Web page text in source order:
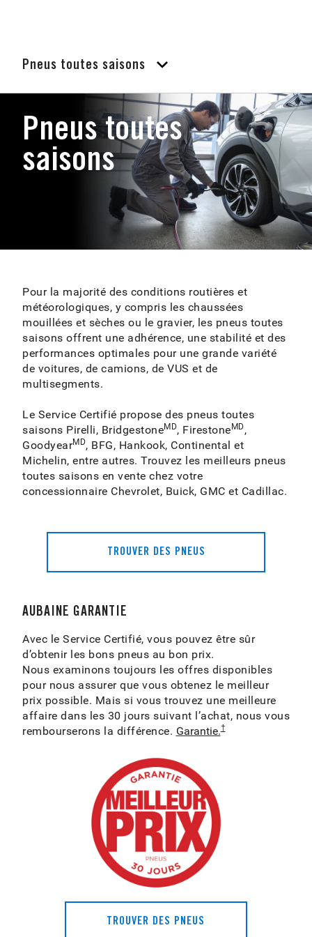
Pneus toutes saisons
Pneus toutes
saisons
Pour la majorité des conditions routières et
météorologiques, y compris les chaussées
mouillées et sèches ou le gravier, les pneus toutes
saisons offrent une adhérence, une stabilité et des
performances optimales pour une grande variété
de voitures, de camions, de VUS et de
multisegments.
Le Service Certifié propose des pneus toutes
saisons Pirelli, BridgestoneMD, FirestoneMD,
GoodyearMD, BFG, Hankook, Continental et
Michelin, entre autres. Trouvez les meilleurs pneus
toutes saisons en vente chez votre
concessionnaire Chevrolet, Buick, GMC et Cadillac.
TROUVER DES PNEUS
AUBAINE GARANTIE
Avec le Service Certifié, vous pouvez être sûr
d’obtenir les bons pneus au bon prix.
Nous examinons toujours les offres disponibles
pour nous assurer que vous obtenez le meilleur
prix possible. Mais si vous trouvez une meilleure
affaire dans les 30 jours suivant l’achat, nous vous
rembourserons la différence. Garantie.†
TROUVER DES PNEUS